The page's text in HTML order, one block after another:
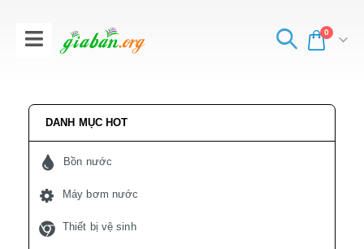
0
DANH MỤC HOT
Bồn nước
Máy bơm nước
Thiết bị vệ sinh